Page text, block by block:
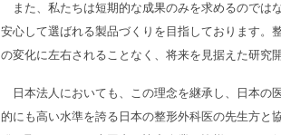
また、私たちは短期的な成果のみを求めるのでは
安心して選ばれる製品づくりを目指しております。
の変化に左右されることなく、将来を見据えた研究
日本法人においても、この理念を継承し、日本の
的にも高い水準を誇る日本の整形外科医の先生方と